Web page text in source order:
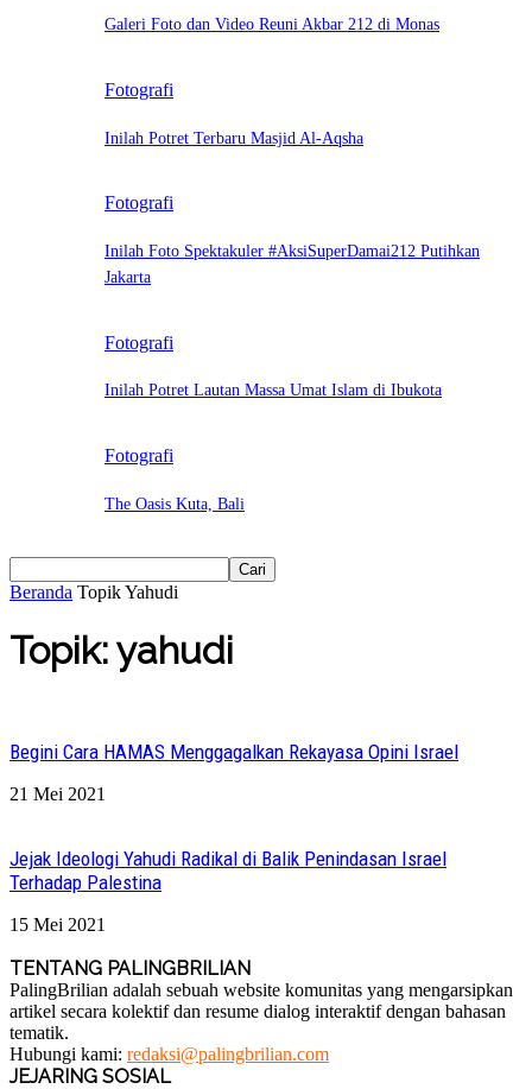
Galeri Foto dan Video Reuni Akbar 212 di Monas
Fotografi
Inilah Potret Terbaru Masjid Al-Aqsha
Fotografi
Inilah Foto Spektakuler #AksiSuperDamai212 Putihkan
Jakarta
Fotografi
Inilah Potret Lautan Massa Umat Islam di Ibukota
Fotografi
The Oasis Kuta, Bali
Beranda TopikYahudi
Topik: yahudi
Begini Cara HAMAS Menggagalkan Rekayasa Opini Israel
21 Mei 2021
Jejak Ideologi Yahudi Radikal di Balik Penindasan Israel
Terhadap Palestina
15 Mei 2021
TENTANG PALINGBRILIAN
PalingBrilian adalah sebuah website komunitas yang mengarsipkan
artikel secara kolektif dan resume dialog interaktif dengan bahasan
tematik.
Hubungi kami: redaksi@palingbrilian.com
JEJARING SOSIAL